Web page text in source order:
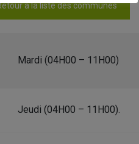
à la liste des communes
Mardi (04H00 – 11H00)
Jeudi (04H00 – 11H00).